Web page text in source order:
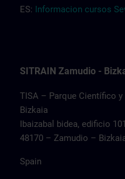
ES: Informacion cursos
SITRAIN Zamudio -
TISA – Parque Científico
Bizkaia
Ibaizabal bidea, edificio 101
48170 – Zamudio –
Spain